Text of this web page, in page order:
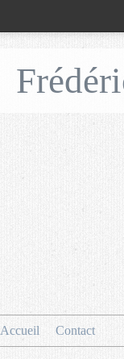
Accueil Contact